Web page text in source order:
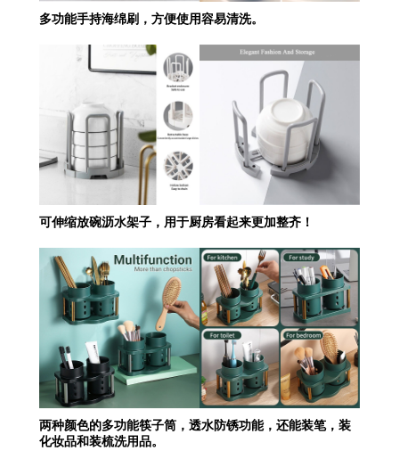
多功能手持海绵刷，方便使用容易清洗。
可伸缩放碗沥水架子，用于厨房看起来更加整齐！
两种颜色的多功能筷子筒，透水防锈功能，还能装笔，装
化妆品和装梳洗用品。